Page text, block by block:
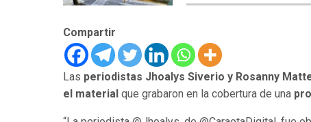
Compartir
Las periodistas Jhoalys Siverio y Rosanny
el material que grabaron en la cobertura de una